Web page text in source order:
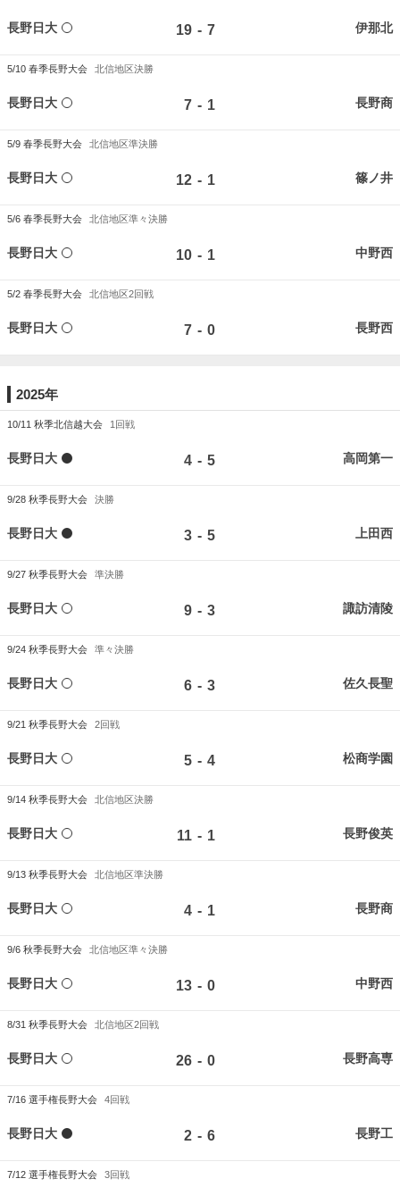
長野日大 19 - 7 伊那北
5/10 春季長野大会 北信地区決勝
長野日大 7 - 1 長野商
5/9 春季長野大会 北信地区準決勝
長野日大 12 - 1 篠ノ井
5/6 春季長野大会 北信地区準々決勝
長野日大 10 - 1 中野西
5/2 春季長野大会 北信地区2回戦
長野日大 7 - 0 長野西
2025年
10/11 秋季北信越大会 1回戦
長野日大 4 - 5 高岡第一
9/28 秋季長野大会 決勝
長野日大 3 - 5 上田西
9/27 秋季長野大会 準決勝
長野日大 9 - 3 諏訪清陵
9/24 秋季長野大会 準々決勝
長野日大 6 - 3 佐久長聖
9/21 秋季長野大会 2回戦
長野日大 5 - 4 松商学園
9/14 秋季長野大会 北信地区決勝
長野日大 11 - 1 長野俊英
9/13 秋季長野大会 北信地区準決勝
長野日大 4 - 1 長野商
9/6 秋季長野大会 北信地区準々決勝
長野日大 13 - 0 中野西
8/31 秋季長野大会 北信地区2回戦
長野日大 26 - 0 長野高専
7/16 選手権長野大会 4回戦
長野日大 2 - 6 長野工
7/12 選手権長野大会 3回戦